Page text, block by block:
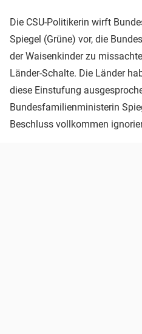
Die CSU-Politikerin wirft
Spiegel (Grüne) vor, die
der Waisenkinder zu
Länder-Schalte. Die Länder
diese Einstufung
Bundesfamilienministerin
Beschluss vollkommen